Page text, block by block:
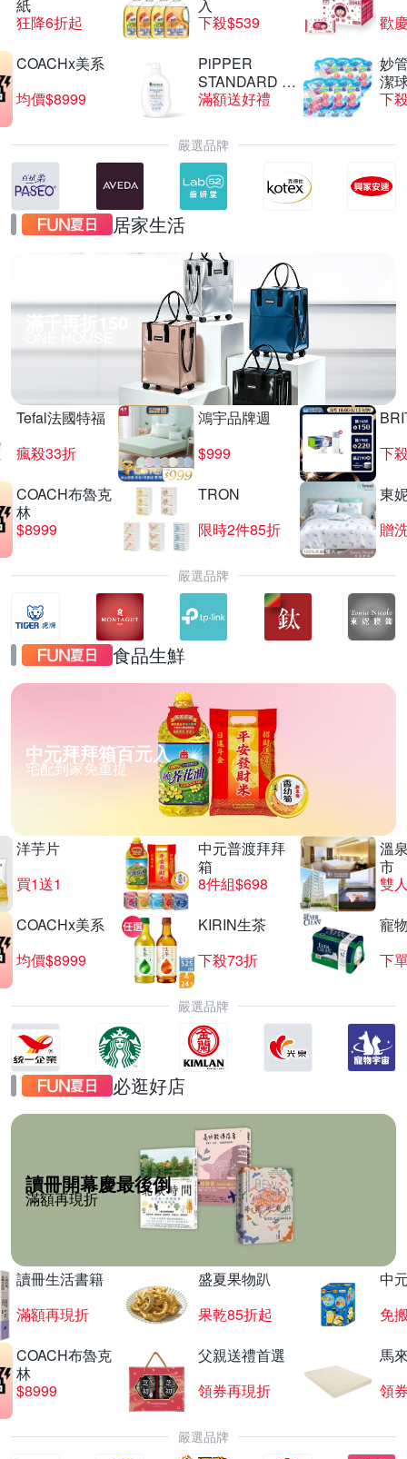
紙
狂降6折起
入
下殺$539
歡
COACHx美系
均價$8999
PiPPER
STANDARD 沛
柏
滿額送好禮
妙
潔
下
嚴選品牌
居家生活
滿千再折150
Tefal法國特福
瘋殺33折
鴻宇品牌週
$999
下
COACH布魯克
林
$8999
TRON
限時2件85折
東
贈
嚴選品牌
食品生鮮
中元拜拜箱百元入
宅配到家免重提
洋芋片
買1送1
中元普渡拜拜
箱
8件組$698
溫
市
COACHx美系
均價$8999
KIRIN生茶
下殺73折
寵
下
嚴選品牌
必逛好店
讀冊開幕慶最後倒
滿額再現折
讀冊生活書籍
滿額再現折
盛夏果物趴
果乾85折起
中
免
COACH布魯克
林
$8999
父親送禮首選
領券再現折
馬
領
嚴選品牌